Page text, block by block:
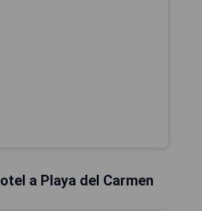
a Playa del Carmen